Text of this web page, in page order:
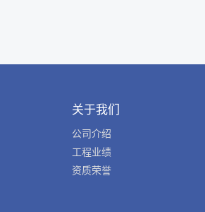
关于我们
公司介绍
工程业绩
资质荣誉